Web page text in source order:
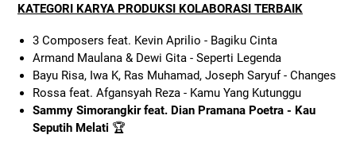
KATEGORI KARYA PRODUKSI KOLABORASI TERBAIK
3 Composers feat. Kevin Aprilio - Bagiku Cinta
Armand Maulana & Dewi Gita - Seperti Legenda
Bayu Risa, Iwa K, Ras Muhamad, Joseph Saryuf - Changes
Rossa feat. Afgansyah Reza - Kamu Yang Kutunggu
Sammy Simorangkir feat. Dian Pramana Poetra - Kau
Seputih Melati 🏆